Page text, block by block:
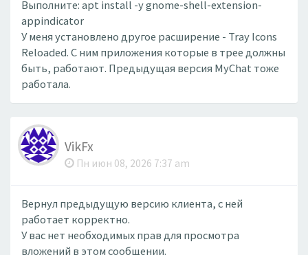
Выполните: apt install -y gnome-shell-extension-
appindicator
У меня установлено другое расширение - Tray Icons
Reloaded. С ним приложения которые в трее должны
быть, работают. Предыдущая версия MyChat тоже
работала.
VikFx
Пн июн 08, 2026 7:37 am
Вернул предыдущую версию клиента, с ней
работает корректно.
У вас нет необходимых прав для просмотра
вложений в этом сообщении.